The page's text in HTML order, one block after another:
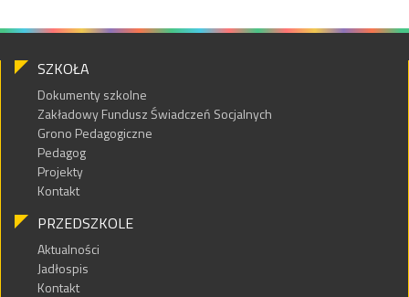
SZKOŁA
Dokumenty szkolne
Zakładowy Fundusz Świadczeń Socjalnych
Grono Pedagogiczne
Pedagog
Projekty
Kontakt
PRZEDSZKOLE
Aktualności
Jadłospis
Kontakt